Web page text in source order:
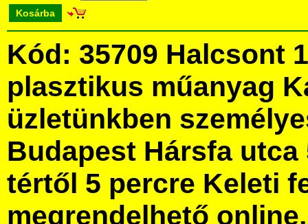
Kosárba
Kód: 35709 Halcsont
plasztikus műanyag
üzletünkben
Budapest Hársfa utca
tértől 5 percre Keleti
megrendelhető